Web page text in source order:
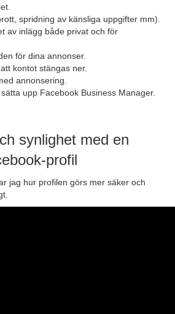
spridning av känsliga uppgifter mm).
av inlägg både privat och för
för dina annonser.
kontot stängas ner.
annonsering.
upp Facebook Business Manager.
synlighet med en
profil
jag hur profilen görs mer säker och